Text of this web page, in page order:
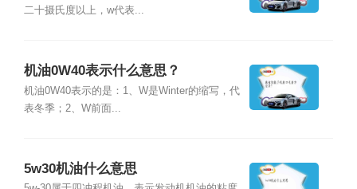
二十摄氏度以上，w代表...
机油0W40表示什么意思？
机油0W40表示的是：1、W是Winter的缩写，代
表冬季；2、W前面...
5w30机油什么意思